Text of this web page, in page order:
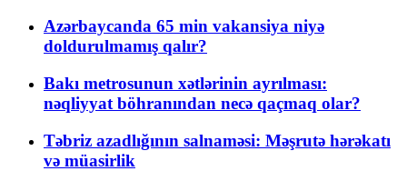
Azərbaycanda 65 min vakansiya niyə
doldurulmamış qalır?
Bakı metrosunun xətlərinin ayrılması:
nəqliyyat böhranından necə qaçmaq olar?
Təbriz azadlığının salnaməsi: Məşrutə hərəkatı
və müasirlik